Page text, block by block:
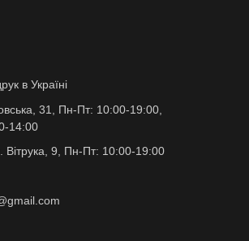
в Україні
31, Пн-Пт: 10:00-19:00,
14:00
9, Пн-Пт: 10:00-19:00